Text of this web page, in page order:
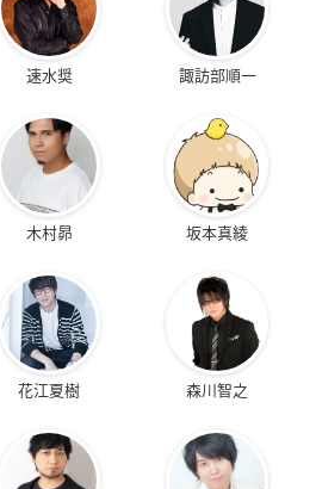
速水奨 諏訪部順一
木村昴 坂本真綾
花江夏樹 森川智之